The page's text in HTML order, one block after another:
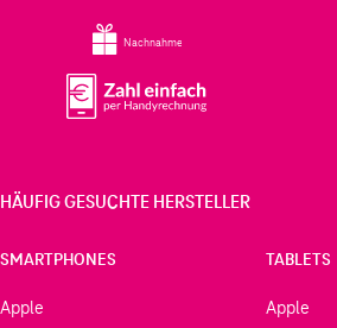
Nachnahme
HÄUFIG GESUCHTE HERSTELLER
SMARTPHONES
Apple
TABLETS
Apple